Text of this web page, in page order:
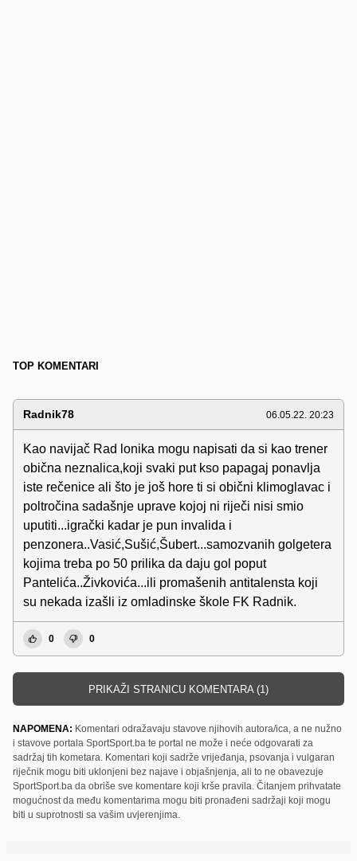
TOP KOMENTARI
Radnik78 06.05.22. 20:23
Kao navijač Rad lonika mogu napisati da si kao trener
obična neznalica,koji svaki put kso papagaj ponavlja
iste rečenice ali što je još hore ti si obični klimoglavac i
poltročina sadašnje uprave kojoj ni riječi nisi smio
uputiti...igrački kadar je pun invalida i
penzonera..Vasić,Sušić,Šubert...samozvanih golgetera
kojima treba po 50 prilika da daju gol poput
Pantelića..Živkovića...ili promašenih antitalensta koji
su nekada izašli iz omladinske škole FK Radnik.
0 0
PRIKAŽI STRANICU KOMENTARA (1)
NAPOMENA: Komentari odražavaju stavove njihovih autora/ica, a ne nužno
i stavove portala SportSport.ba te portal ne može i neće odgovarati za
sadržaj tih kometara. Komentari koji sadrže vrijeđanja, psovanja i vulgaran
riječnik mogu biti uklonjeni bez najave i objašnjenja, ali to ne obavezuje
SportSport.ba da obriše sve komentare koji krše pravila. Čitanjem prihvatate
mogućnost da među komentarima mogu biti pronađeni sadržaji koji mogu
biti u suprotnosti sa vašim uvjerenjima.